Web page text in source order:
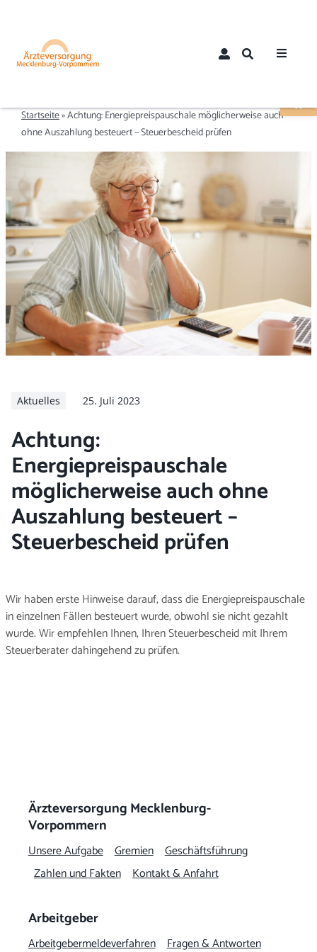
Toggle
Über uns
Aktuelles
Mitglieder
Mitglied werden
Arbeitgeber
Startseite»Achtung: Energiepreispauschale möglicherweise auch
ohne Auszahlung besteuert – Steuerbescheid prüfen
Aktuelles 25. Juli 2023
Achtung:
Energiepreispauschale
möglicherweise auch ohne
Auszahlung besteuert –
Steuerbescheid prüfen
Wir haben erste Hinweise darauf, dass die Energiepreispauschale
in einzelnen Fällen besteuert wurde, obwohl sie nicht gezahlt
wurde. Wir empfehlen Ihnen, Ihren Steuerbescheid mit Ihrem
Steuerberater dahingehend zu prüfen.
Ärzteversorgung Mecklenburg-
Vorpommern
Unsere Aufgabe Gremien Geschäftsführung
Zahlen und Fakten Kontakt & Anfahrt
Arbeitgeber
Arbeitgeber­meldeverfahren Fragen & Antworten